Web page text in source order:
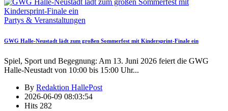
Partys & Veranstaltungen
GWG Halle-Neustadt lädt zum großen Sommerfest mit Kindersprint-Finale ein
Spiel, Sport und Begegnung: Am 13. Juni 2026 feiert die GWG
Halle-Neustadt von 10:00 bis 15:00 Uhr...
By Redaktion HallePost
2026-06-09 08:03:54
Hits 282